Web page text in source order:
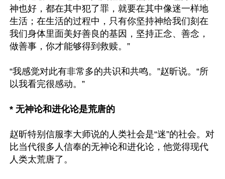
神也好，都在其中犯了罪，就要在其中像迷一样地
生活；在生活的过程中，只有你坚持神给我们刻在
我们身体里面美好善良的基因，坚持正念、善念，
做善事，你才能够得到救赎。”
“我感觉对此有非常多的共识和共鸣。”赵昕说。“所
以我看完很感动。”
* 无神论和进化论是荒唐的
赵昕特别信服李大师说的人类社会是“迷”的社会。对
比当代很多人信奉的无神论和进化论，他觉得现代
人类太荒唐了。